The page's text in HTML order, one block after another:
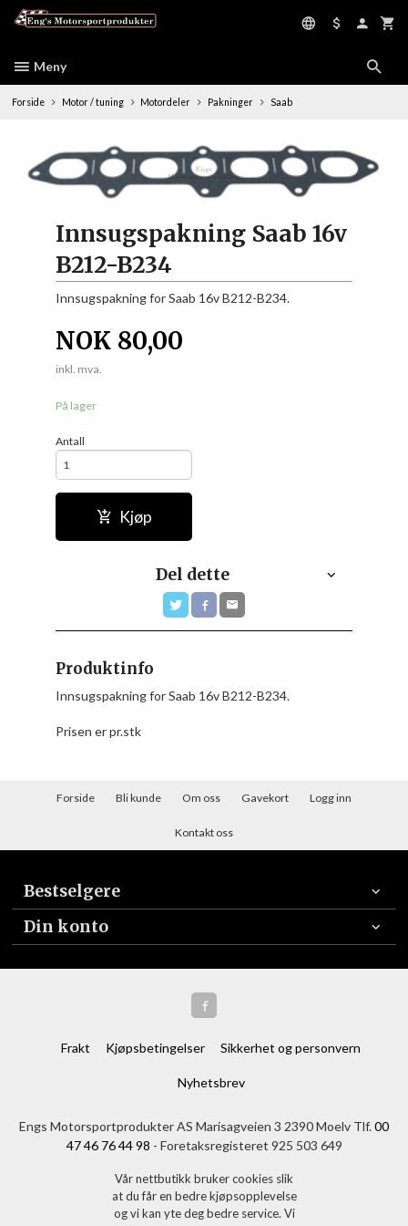
Meny
Forside Motor / tuning Motordeler Pakninger Saab
Innsugspakning Saab 16v
B212-B234
Innsugspakning for Saab 16v B212-B234.
NOK 80,00
inkl. mva.
På lager
Antall
Kjøp
Del dette
Produktinfo
Innsugspakning for Saab 16v B212-B234.
Prisen er pr.stk
Forside Bli kunde Om oss Gavekort Logg inn
Kontakt oss
Bestselgere
Din konto
Frakt Kjøpsbetingelser Sikkerhet og personvern
Nyhetsbrev
Engs Motorsportprodukter AS Marisagveien 3 2390 Moelv Tlf.00
47 46 76 44 98 - Foretaksregisteret 925 503 649
Vår nettbutikk bruker cookies slik
at du får en bedre kjøpsopplevelse
og vi kan yte deg bedre service. Vi